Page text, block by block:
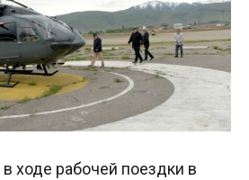
ходе рабочей поездки в